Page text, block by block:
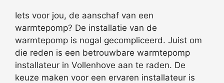
Iets voor jou, de aanschaf van een
warmtepomp? De installatie van de
warmtepomp is nogal gecompliceerd. Juist om
die reden is een betrouwbare warmtepomp
installateur in Vollenhove aan te raden. De
keuze maken voor een ervaren installateur is